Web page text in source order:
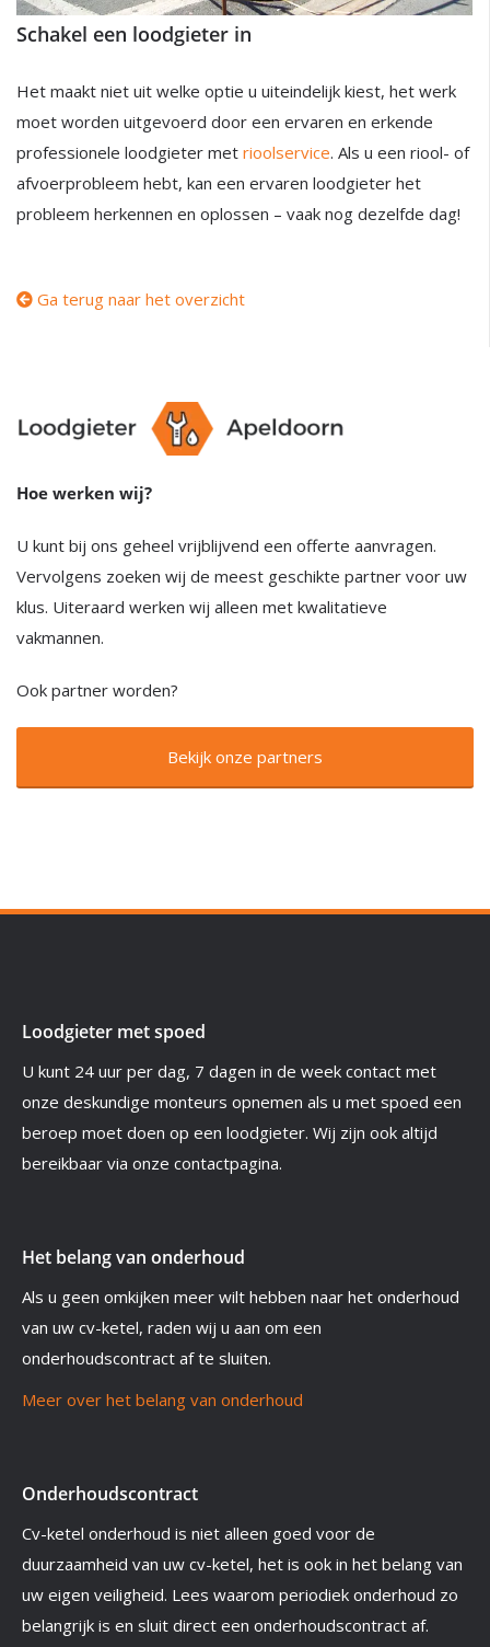
Schakel een loodgieter in
Het maakt niet uit welke optie u uiteindelijk kiest, het werk
moet worden uitgevoerd door een ervaren en erkende
professionele loodgieter met rioolservice. Als u een riool- of
afvoerprobleem hebt, kan een ervaren loodgieter het
probleem herkennen en oplossen – vaak nog dezelfde dag!
Ga terug naar het overzicht
Hoe werken wij?
U kunt bij ons geheel vrijblijvend een offerte aanvragen.
Vervolgens zoeken wij de meest geschikte partner voor uw
klus. Uiteraard werken wij alleen met kwalitatieve
vakmannen.
Ook partner worden?
Bekijk onze partners
Loodgieter met spoed
U kunt 24 uur per dag, 7 dagen in de week contact met
onze deskundige monteurs opnemen als u met spoed een
beroep moet doen op een loodgieter. Wij zijn ook altijd
bereikbaar via onze contactpagina.
Het belang van onderhoud
Als u geen omkijken meer wilt hebben naar het onderhoud
van uw cv-ketel, raden wij u aan om een
onderhoudscontract af te sluiten.
Meer over het belang van onderhoud
Onderhoudscontract
Cv-ketel onderhoud is niet alleen goed voor de
duurzaamheid van uw cv-ketel, het is ook in het belang van
uw eigen veiligheid. Lees waarom periodiek onderhoud zo
belangrijk is en sluit direct een onderhoudscontract af.